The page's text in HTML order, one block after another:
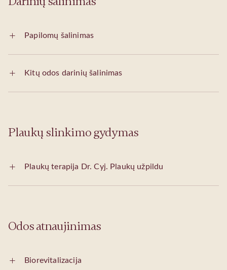
Papilomų šalinimas
Kitų odos darinių šalinimas
Plaukų slinkimo gydymas
Plaukų terapija Dr. Cyj. Plaukų užpildu
Odos atnaujinimas
Biorevitalizacija